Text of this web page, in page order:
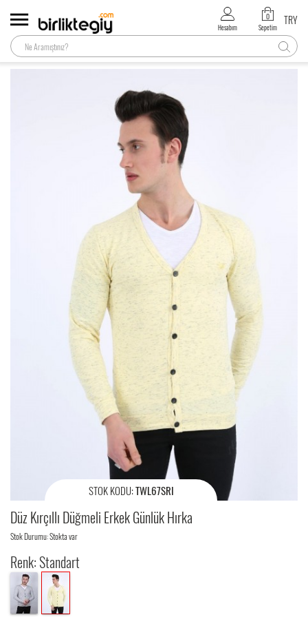
Hesabım
0
Sepetim
TRY
STOK KODU:TWL67SRI
Düz Kırçıllı Düğmeli Erkek Günlük Hırka
Stok Durumu: Stokta var
Renk: Standart